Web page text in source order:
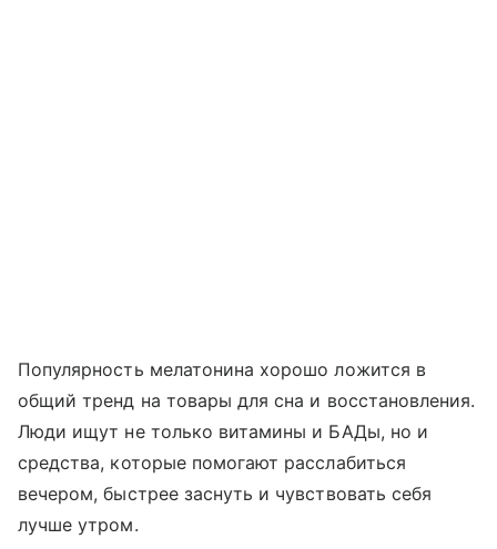
Популярность мелатонина хорошо ложится в
общий тренд на товары для сна и восстановления.
Люди ищут не только витамины и БАДы, но и
средства, которые помогают расслабиться
вечером, быстрее заснуть и чувствовать себя
лучше утром.